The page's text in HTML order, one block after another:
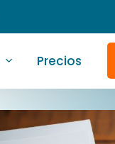
Precios